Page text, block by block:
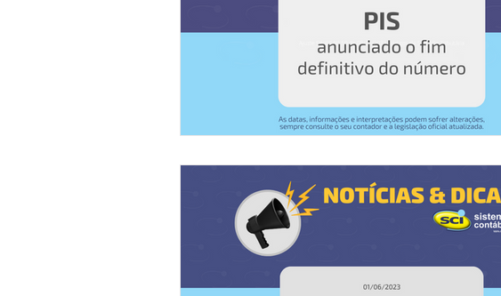
Syndkos TecWEB
Reforma Tributária